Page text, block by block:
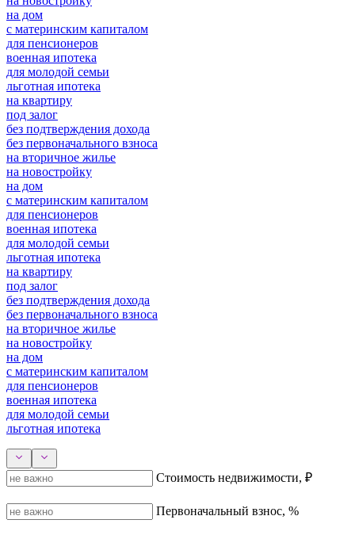
на дом
с материнским капиталом
для пенсионеров
военная ипотека
для молодой семьи
льготная ипотека
на квартиру
под залог
без подтверждения дохода
без первоначального взноса
на вторичное жилье
на новостройку
на дом
с материнским капиталом
для пенсионеров
военная ипотека
для молодой семьи
льготная ипотека
на квартиру
под залог
без подтверждения дохода
без первоначального взноса
на вторичное жилье
на новостройку
на дом
с материнским капиталом
для пенсионеров
военная ипотека
для молодой семьи
льготная ипотека
Стоимость недвижимости, ₽
Первоначальный взнос, %